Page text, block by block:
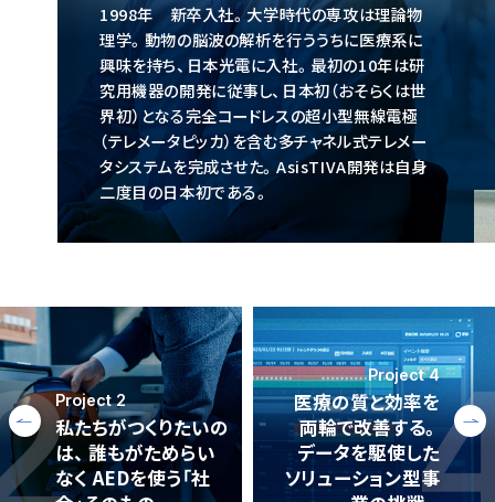
1998年 新卒入社。大学時代の専攻は理論物
理学。動物の脳波の解析を行ううちに医療系に
興味を持ち、日本光電に入社。最初の10年は研
究用機器の開発に従事し、日本初（おそらくは世
界初）となる完全コードレスの超小型無線電極
（テレメータピッカ）を含む多チャネル式テレメー
タシステムを完成させた。AsisTIVA開発は自身
二度目の日本初である。
Project 2
私たちがつくりたいの
は、 誰もがためらい
なくAEDを使う「社
Project 4
医療の質と効率を
両輪で改善する。
データを駆使した
ソリューション型事